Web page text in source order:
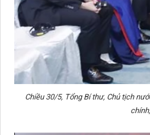
Chiều 30/5, Tổng Bí thư, Chủ tịch